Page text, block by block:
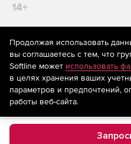
14+
На информационном ресурсе
рекомендательные
предоставления информации
систематизации и анализа
предпочтениям
находящихся на территории
Продолжая использовать
вы соглашаетесь с тем, что
Softline может использовать
в целях хранения ваших
параметров и предпочтений,
работы веб-сайта.